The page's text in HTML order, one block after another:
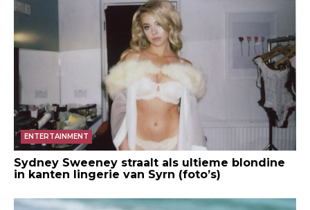
ENTERTAINMENT
Sydney Sweeney straalt als ultieme blondine
in kanten lingerie van Syrn (foto’s)